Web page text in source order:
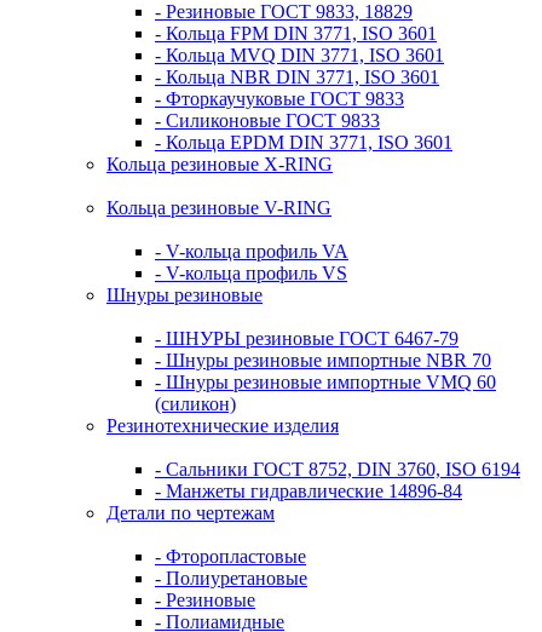
- Резиновые ГОСТ 9833, 18829
- Кольца FPM DIN 3771, ISO 3601
- Кольца MVQ DIN 3771, ISO 3601
- Кольца NBR DIN 3771, ISO 3601
- Фторкаучуковые ГОСТ 9833
- Силиконовые ГОСТ 9833
- Кольца EPDM DIN 3771, ISO 3601
Кольца резиновые Х-RING
Кольца резиновые V-RING
- V-кольца профиль VA
- V-кольца профиль VS
Шнуры резиновые
- ШНУРЫ резиновые ГОСТ 6467-79
- Шнуры резиновые импортные NBR 70
- Шнуры резиновые импортные VMQ 60
(силикон)
Резинотехнические изделия
- Сальники ГОСТ 8752, DIN 3760, ISO 6194
- Манжеты гидравлические 14896-84
Детали по чертежам
- Фторопластовые
- Полиуретановые
- Резиновые
- Полиамидные